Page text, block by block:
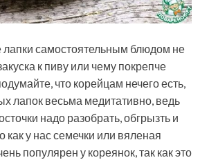
самостоятельным блюдом не
к пиву или чему покрепче
что корейцам нечего есть,
лапок весьма медитативно, ведь
надо разобрать, обгрызть и
как у нас семечки или вяленая
популярен у кореянок, так как это